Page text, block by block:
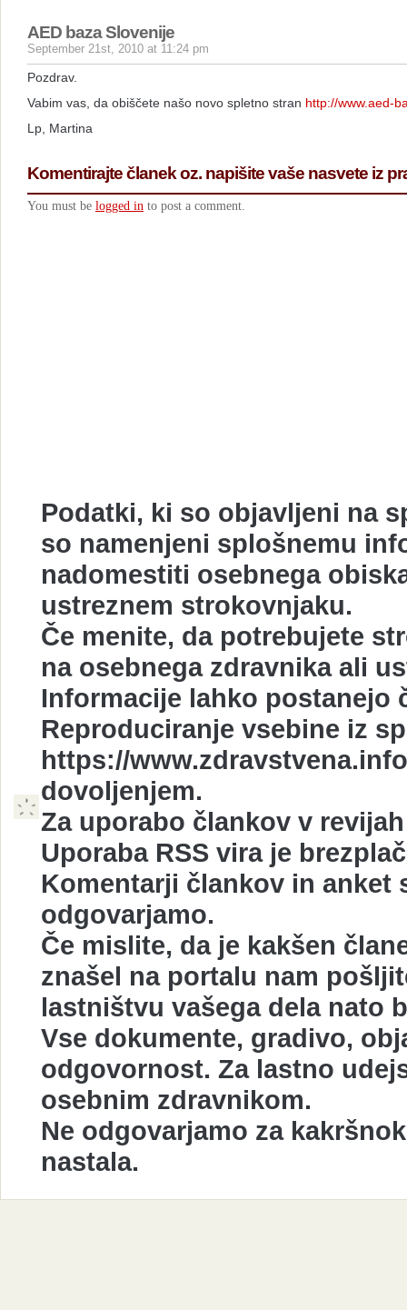
AED baza Slovenije
September 21st, 2010 at 11:24 pm
Pozdrav.
Vabim vas, da obiščete našo novo spletno stran http://www.aed-
Lp, Martina
Komentirajte članek oz. napišite vaše nasvete iz
You must be logged in to post a comment.
Podatki, ki so objavljeni na
so namenjeni splošnemu
nadomestiti osebnega
ustreznem strokovnjaku.
Če menite, da potrebujete
na osebnega zdravnika ali
Informacije lahko postanejo
Reproduciranje vsebine iz
https://
dovoljenjem.
Za uporabo člankov v
Uporaba RSS vira je
Komentarji člankov in anket
odgovarjamo.
Če mislite, da je kakšen
znašel na portalu nam
lastništvu vašega dela nato
Vse dokumente, gradivo,
odgovornost. Za lastno
osebnim zdravnikom.
Ne odgovarjamo za
nastala.